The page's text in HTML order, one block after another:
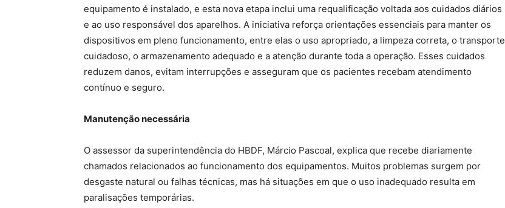
equipamento é instalado, e esta nova etapa inclui uma requalificação voltada aos cuidados diários
e ao uso responsável dos aparelhos. A iniciativa reforça orientações essenciais para manter os
dispositivos em pleno funcionamento, entre elas o uso apropriado, a limpeza correta, o transporte
cuidadoso, o armazenamento adequado e a atenção durante toda a operação. Esses cuidados
reduzem danos, evitam interrupções e asseguram que os pacientes recebam atendimento
contínuo e seguro.
Manutenção necessária
O assessor da superintendência do HBDF, Márcio Pascoal, explica que recebe diariamente
chamados relacionados ao funcionamento dos equipamentos. Muitos problemas surgem por
desgaste natural ou falhas técnicas, mas há situações em que o uso inadequado resulta em
paralisações temporárias.